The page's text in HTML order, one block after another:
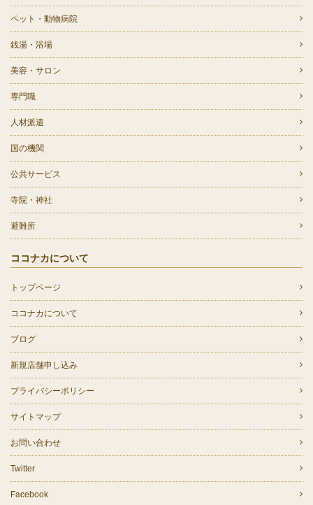
ペット・動物病院
銭湯・浴場
美容・サロン
専門職
人材派遣
国の機関
公共サービス
寺院・神社
避難所
ココナカについて
トップページ
ココナカについて
ブログ
新規店舗申し込み
プライバシーポリシー
サイトマップ
お問い合わせ
Twitter
Facebook